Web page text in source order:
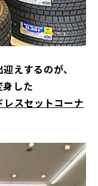
えするのが、
身した
スセットコーナ